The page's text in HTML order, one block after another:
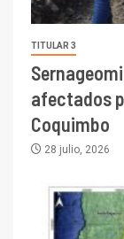
TITULAR 3
afectados
Coquimbo
28 julio, 2026